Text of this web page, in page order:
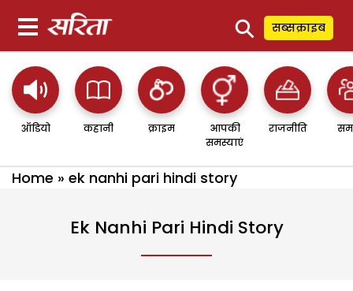
⚲ सब्सक्राइब
ऑडियो कहानी क्राइम
आपकी
समस्याएं
राजनीति
Home » ek nanhi pari hindi story
Ek Nanhi Pari Hindi Story